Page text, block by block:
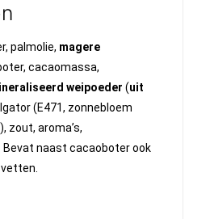
palmolie, magere
cacaomassa,
weipoeder (uit
(E471, zonnebloem
zout, aroma’s,
naast cacaoboter ook